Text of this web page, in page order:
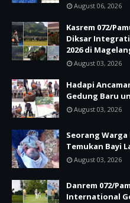
August 06, 2026
Kasrem 072/
Diksar
2026 di
August 03, 2026
Hadapi
Gedung Baru
August 03, 2026
Seorang
Temukan Bayi
August 03, 2026
Danrem 072/
International